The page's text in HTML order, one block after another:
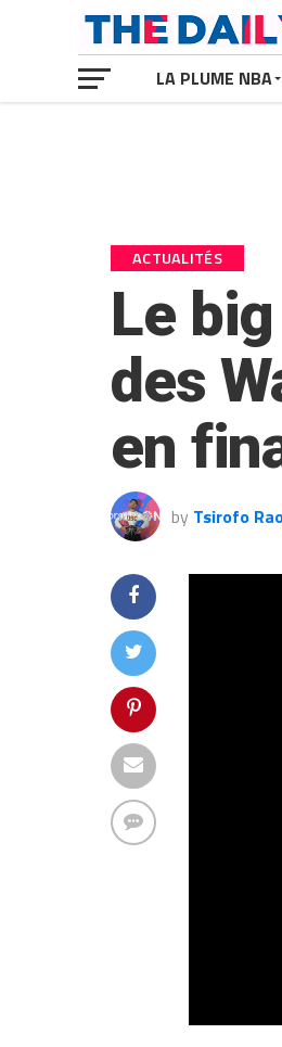
LA PLUME NBA
ACTUALITÉS
Le
des
en
by Tsirofo